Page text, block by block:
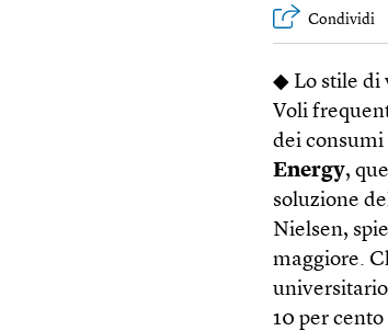
Condividi
◆ Lo stile di
Voli
dei
Energy,
soluzione
Nielsen,
maggiore.
10 per